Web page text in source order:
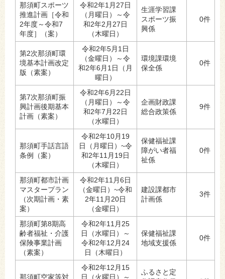
那須町スポーツ
推進計画［令和
2年度～令和7
年度］（案）
令和2年1月27日
（月曜日）～令
和2年2月27日
（木曜日）
生涯学習課
スポーツ振
興係
0件
第2次那須町環
境基本計画改定
版（素案）
令和2年5月1日
（金曜日）～令
和2年6月1日（月
曜日）
環境課環境
保全係
0件
第7次那須町振
興計画後期基本
計画（素案）
令和2年6月22日
（月曜日）～令
和2年7月22日
（水曜日）
企画財政課
総合政策係
9件
那須町手話言語
条例（案）
令和2年10月19
日（月曜日）~令
和2年11月19日
（木曜日）
保健福祉課
障がい者福
祉係
0件
那須町都市計画
マスタープラン
（次期計画・素
案）
令和2年11月6日
（金曜日）~令和
2年11月20日
（金曜日）
建設課都市
計画係
3件
那須町第8期高
齢者福祉・介護
保険事業計画
（素案）
令和2年11月25
日（水曜日）～
令和2年12月24
日（木曜日）
保健福祉課
地域支援係
0件
那須町空家等対
令和2年12月15
日（火曜日）～
ふるさと定